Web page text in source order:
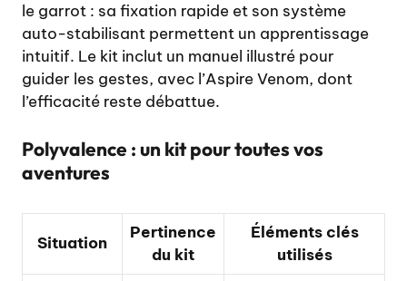
le garrot : sa fixation rapide et son système
auto-stabilisant permettent un apprentissage
intuitif. Le kit inclut un manuel illustré pour
guider les gestes, avec l’Aspire Venom, dont
l’efficacité reste débattue.
Polyvalence : un kit pour toutes vos
aventures
Situation
Pertinence
du kit
Éléments clés
utilisés